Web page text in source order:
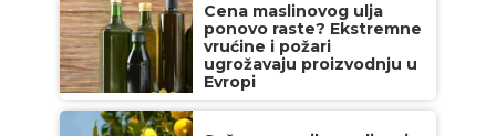
Cena maslinovog ulja
ponovo raste? Ekstremne
vrućine i požari
ugrožavaju proizvodnju u
Evropi